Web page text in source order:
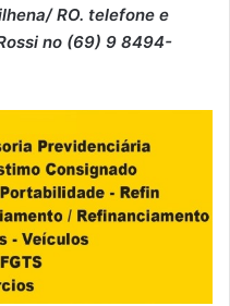
RO. telefone e
no (69) 9 8494-